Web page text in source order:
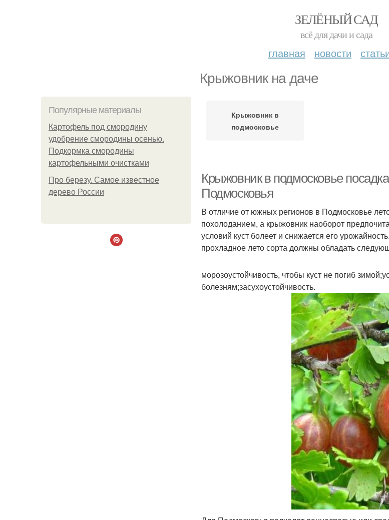
ЗЕЛЁНЫЙ САД
всё для дачи и сада
главная новости
Крыжовник на даче
Популярные материалы
Картофель под смородину
удобрение смородины осенью.
Подкормка смородины
картофельными очистками
Про березу. Самое известное
дерево России
Крыжовник в
подмосковье
Крыжовник в подмосковье
Подмосковья
В отличие от южных регионов в Подмосковье
похолоданием, а крыжовник наоборот
условий куст болеет и снижается его
прохладное лето сорта должны обладать
морозоустойчивость, чтобы куст не погиб
болезням;засухоустойчивость.